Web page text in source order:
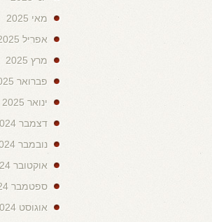
מאי 2025
אפריל 2025
מרץ 2025
פברואר 2025
ינואר 2025
דצמבר 2024
נובמבר 2024
אוקטובר 2024
ספטמבר 2024
אוגוסט 2024